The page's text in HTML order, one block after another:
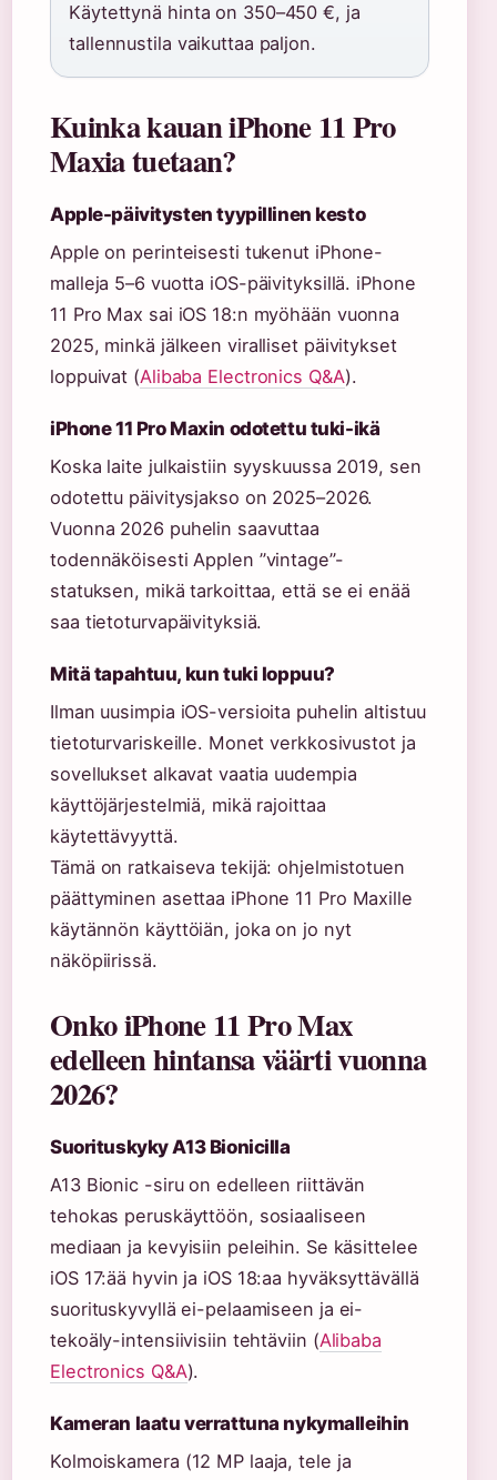
Käytettynä hinta on 350–450 €, ja
tallennustila vaikuttaa paljon.
Kuinka kauan iPhone 11 Pro
Maxia tuetaan?
Apple-päivitysten tyypillinen kesto
Apple on perinteisesti tukenut iPhone-
malleja 5–6 vuotta iOS-päivityksillä. iPhone
11 Pro Max sai iOS 18:n myöhään vuonna
2025, minkä jälkeen viralliset päivitykset
loppuivat (Alibaba Electronics Q&A).
iPhone 11 Pro Maxin odotettu tuki-ikä
Koska laite julkaistiin syyskuussa 2019, sen
odotettu päivitysjakso on 2025–2026.
Vuonna 2026 puhelin saavuttaa
todennäköisesti Applen ”vintage”-
statuksen, mikä tarkoittaa, että se ei enää
saa tietoturvapäivityksiä.
Mitä tapahtuu, kun tuki loppuu?
Ilman uusimpia iOS-versioita puhelin altistuu
tietoturvariskeille. Monet verkkosivustot ja
sovellukset alkavat vaatia uudempia
käyttöjärjestelmiä, mikä rajoittaa
käytettävyyttä.
Tämä on ratkaiseva tekijä: ohjelmistotuen
päättyminen asettaa iPhone 11 Pro Maxille
käytännön käyttöiän, joka on jo nyt
näköpiirissä.
Onko iPhone 11 Pro Max
edelleen hintansa väärti vuonna
2026?
Suorituskyky A13 Bionicilla
A13 Bionic -siru on edelleen riittävän
tehokas peruskäyttöön, sosiaaliseen
mediaan ja kevyisiin peleihin. Se käsittelee
iOS 17:ää hyvin ja iOS 18:aa hyväksyttävällä
suorituskyvyllä ei-pelaamiseen ja ei-
tekoäly-intensiivisiin tehtäviin (Alibaba
Electronics Q&A).
Kameran laatu verrattuna nykymalleihin
Kolmoiskamera (12 MP laaja, tele ja